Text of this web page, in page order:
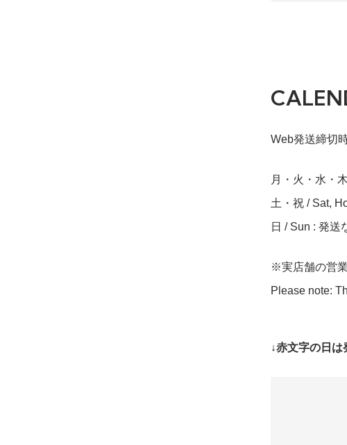
Web発送締切
月・火・水・
土・祝 / Sat,
日 / Sun : 発送
※実店舗の営
Please note:
↓赤文字の日は